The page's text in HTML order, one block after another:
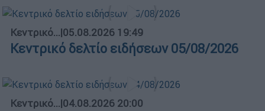
Κεντρικό...|05.08.2026 19:49
Κεντρικό δελτίο ειδήσεων 05/08/2026
Κεντρικό...|04.08.2026 20:00